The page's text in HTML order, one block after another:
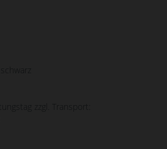
zzgl. Transport: